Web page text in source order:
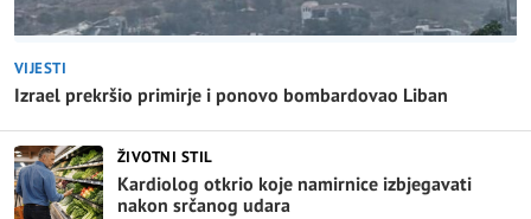
VIJESTI
Izrael prekršio primirje i ponovo bombardovao Liban
ŽIVOTNI STIL
Kardiolog otkrio koje namirnice izbjegavati
nakon srčanog udara